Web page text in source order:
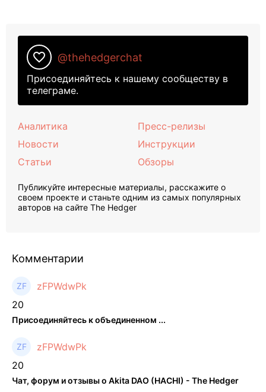
favorite_border @thehedgerchat
Присоединяйтесь к нашему сообществу в
телеграме.
Аналитика
Новости
Статьи
Пресс-релизы
Инструкции
Обзоры
Публикуйте интересные материалы, расскажите о
своем проекте и станьте одним из самых популярных
авторов на сайте The Hedger
Комментарии
zFPWdwPk
20
Присоединяйтесь к объединенном ...
zFPWdwPk
20
Чат, форум и отзывы о Akita DAO (HACHI) - The Hedger